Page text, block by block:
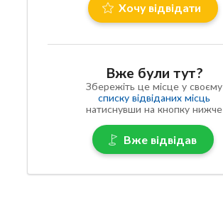
Хочу відвідати
Вже були тут?
Збережіть це місце у своєму
списку відвіданих місць
натиснувши на кнопку нижче
Вже відвідав